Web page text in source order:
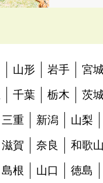
山形 岩手 宮
千葉 栃木 茨
三重 新潟 山梨
滋賀 奈良 和歌山
島根 山口 徳島